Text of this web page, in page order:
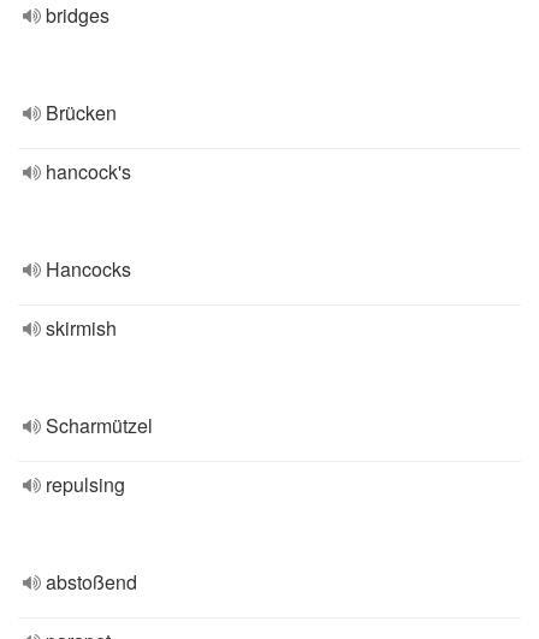
bridges
Brücken
hancock's
Hancocks
skirmish
Scharmützel
repulsing
abstoßend